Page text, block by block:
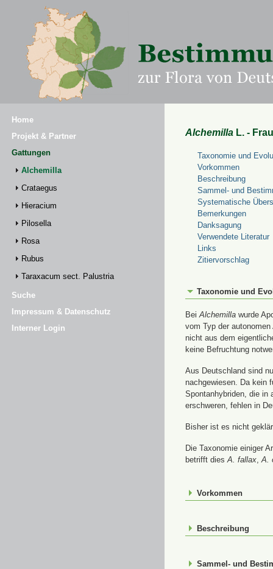
Home
Projekt & Partner
Gattungen
Alchemilla
Crataegus
Hieracium
Pilosella
Rosa
Rubus
Taraxacum sect. Palustria
Suche
Impressum & Datenschutz
Interner Login
Alchemilla L. -
Taxonomie und
Vorkommen
Beschreibung
Sammel- und
Systematische
Bemerkungen
Danksagung
Verwendete Literatur
Links
Zitiervorschlag
Taxonomie und
BeiAlchemilla wurde
vom Typ der
nicht aus dem
keine Befruchtung
Aus Deutschland sind
nachgewiesen. Da kein
Spontanhybriden, die in
erschweren, fehlen in
Bisher ist es nicht
Die Taxonomie einiger
betrifft diesA. fallax,A.
Vorkommen
Beschreibung
Sammel- und